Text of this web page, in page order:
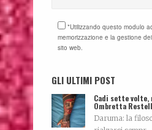
*Utilizzando questo modulo
memorizzazione e la gestione
sito web.
GLI ULTIMI POST
Cadi sette
Ombretta
Daruma: la